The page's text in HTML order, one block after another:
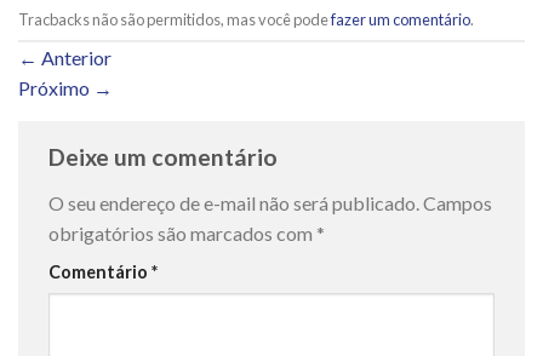
Tracbacks não são permitidos, mas você podefazer um comentário.
← Anterior
Próximo →
Deixe um comentário
O seu endereço de e-mail não será publicado.Campos
obrigatórios são marcados com *
Comentário *